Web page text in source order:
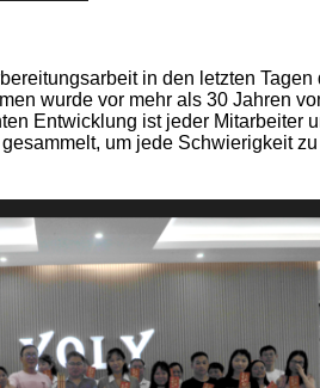
in den letzten
wurde vor mehr als 30 Jahren
Entwicklung ist jeder Mitarbeiter
um jede Schwierigkeit